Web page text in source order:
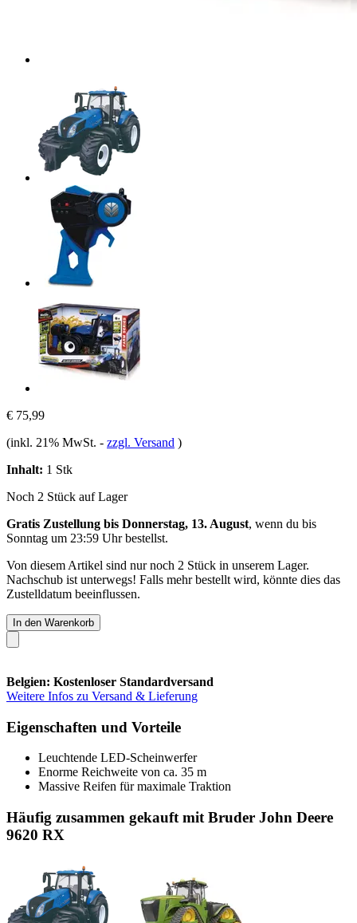
€ 75,99
(inkl. 21% MwSt. - zzgl. Versand )
Inhalt: 1 Stk
Noch 2 Stück auf Lager
Gratis Zustellung bis Donnerstag, 13. August, wenn du bis
Sonntag um 23:59 Uhrbestellst.
Von diesem Artikel sind nur noch 2 Stück in unserem Lager.
Nachschub ist unterwegs! Falls mehr bestellt wird, könnte dies das
Zustelldatum beeinflussen.
In den Warenkorb
Belgien: Kostenloser Standardversand
Weitere Infos zu Versand & Lieferung
Eigenschaften und Vorteile
Leuchtende LED-Scheinwerfer
Enorme Reichweite von ca. 35 m
Massive Reifen für maximale Traktion
Häufig zusammen gekauft mit Bruder John Deere
9620 RX